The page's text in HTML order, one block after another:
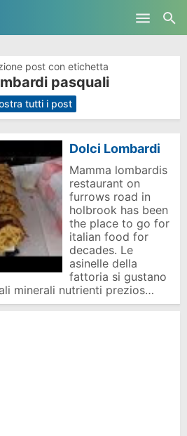
post con etichetta
pasquali
tutti i post
Dolci Lombardi
Mamma lombardis
restaurant on
furrows road in
holbrook has been
the place to go for
italian food for
decades. Le
asinelle della
fattoria si gustano
minerali nutrienti prezios…